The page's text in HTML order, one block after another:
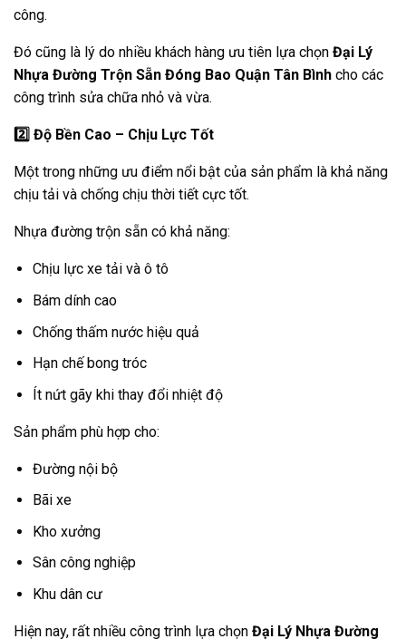
công.
Đó cũng là lý do nhiều khách hàng ưu tiên lựa chọn Đại Lý
Nhựa Đường Trộn Sẵn Đóng Bao Quận Tân Bình cho các
công trình sửa chữa nhỏ và vừa.
2️ Độ Bền Cao – Chịu Lực Tốt
Một trong những ưu điểm nổi bật của sản phẩm là khả năng
chịu tải và chống chịu thời tiết cực tốt.
Nhựa đường trộn sẵn có khả năng:
Chịu lực xe tải và ô tô
Bám dính cao
Chống thấm nước hiệu quả
Hạn chế bong tróc
Ít nứt gãy khi thay đổi nhiệt độ
Sản phẩm phù hợp cho:
Đường nội bộ
Bãi xe
Kho xưởng
Sân công nghiệp
Khu dân cư
Hiện nay, rất nhiều công trình lựa chọn Đại Lý Nhựa Đường